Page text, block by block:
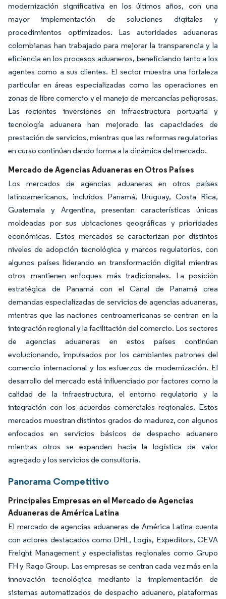
modernización significativa en los últimos años, con una
mayor implementación de soluciones digitales y
procedimientos optimizados. Las autoridades aduaneras
colombianas han trabajado para mejorar la transparencia y la
eficiencia en los procesos aduaneros, beneficiando tanto a los
agentes como a sus clientes. El sector muestra una fortaleza
particular en áreas especializadas como las operaciones en
zonas de libre comercio y el manejo de mercancías peligrosas.
Las recientes inversiones en infraestructura portuaria y
tecnología aduanera han mejorado las capacidades de
prestación de servicios, mientras que las reformas regulatorias
en curso continúan dando forma a la dinámica del mercado.
Mercado de Agencias Aduaneras en Otros Países
Los mercados de agencias aduaneras en otros países
latinoamericanos, incluidos Panamá, Uruguay, Costa Rica,
Guatemala y Argentina, presentan características únicas
moldeadas por sus ubicaciones geográficas y prioridades
económicas. Estos mercados se caracterizan por distintos
niveles de adopción tecnológica y marcos regulatorios, con
algunos países liderando en transformación digital mientras
otros mantienen enfoques más tradicionales. La posición
estratégica de Panamá con el Canal de Panamá crea
demandas especializadas de servicios de agencias aduaneras,
mientras que las naciones centroamericanas se centran en la
integración regional y la facilitación del comercio. Los sectores
de agencias aduaneras en estos países continúan
evolucionando, impulsados por los cambiantes patrones del
comercio internacional y los esfuerzos de modernización. El
desarrollo del mercado está influenciado por factores como la
calidad de la infraestructura, el entorno regulatorio y la
integración con los acuerdos comerciales regionales. Estos
mercados muestran distintos grados de madurez, con algunos
enfocados en servicios básicos de despacho aduanero
mientras otros se expanden hacia la logística de valor
agregado y los servicios de consultoría.
Panorama Competitivo
Principales Empresas en el Mercado de Agencias
Aduaneras de América Latina
El mercado de agencias aduaneras de América Latina cuenta
con actores destacados como DHL, Logis, Expeditors, CEVA
Freight Management y especialistas regionales como Grupo
FH y Rago Group. Las empresas se centran cada vez más en la
innovación tecnológica mediante la implementación de
sistemas automatizados de despacho aduanero, plataformas